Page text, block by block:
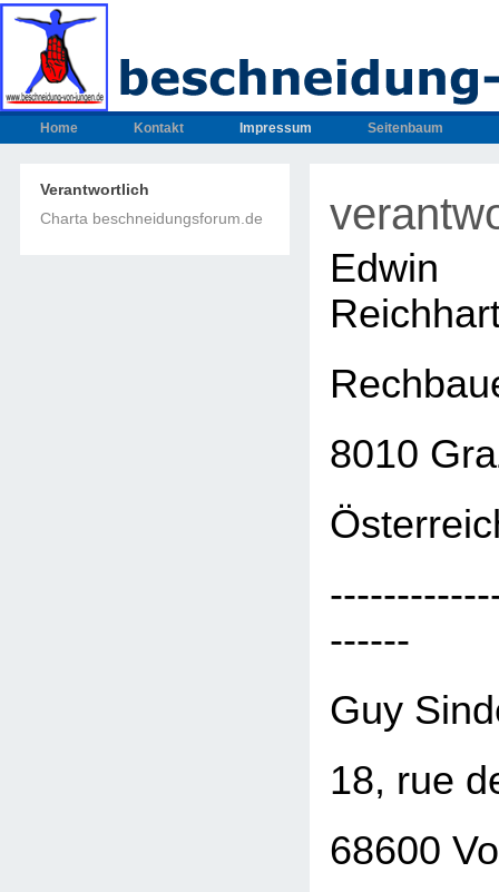
Home Kontakt Impressum Seitenbaum
Verantwortlich
Charta beschneidungsforum.de
8010
------
Guy
18, rue
68600